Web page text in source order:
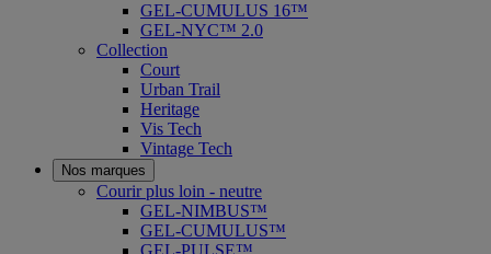
GEL-CUMULUS 16™
GEL-NYC™ 2.0
Collection
Court
Urban Trail
Heritage
Vis Tech
Vintage Tech
Nos marques
Courir plus loin - neutre
GEL-NIMBUS™
GEL-CUMULUS™
GEL-PULSE™